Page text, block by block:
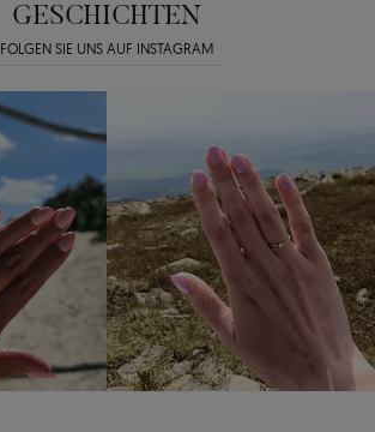
GESCHICHTEN
FOLGEN SIE UNS AUF INSTAGRAM